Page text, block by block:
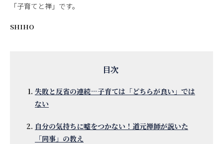
「子育てと禅」です。
SHIHO
失敗と反省の連続…子育ては「どちらが良い」では
ない
自分の気持ちに嘘をつかない！道元禅師が説いた
「同事」の教え